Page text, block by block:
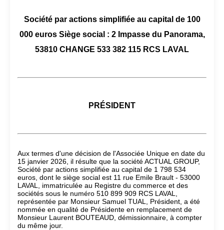
Société par actions simplifiée au capital de 100
000 euros Siège social : 2 Impasse du Panorama,
53810 CHANGE 533 382 115 RCS LAVAL
PRÉSIDENT
Aux termes d'une décision de l'Associée Unique en date du
15 janvier 2026, il résulte que la société ACTUAL GROUP,
Société par actions simplifiée au capital de 1 798 534
euros, dont le siège social est 11 rue Emile Brault - 53000
LAVAL, immatriculée au Registre du commerce et des
sociétés sous le numéro 510 899 909 RCS LAVAL,
représentée par Monsieur Samuel TUAL, Président, a été
nommée en qualité de Présidente en remplacement de
Monsieur Laurent BOUTEAUD, démissionnaire, à compter
du même jour.